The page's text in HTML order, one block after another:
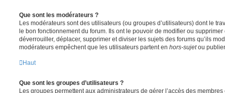
Que sont les modérateurs ?
Les modérateurs sont des utilisateurs (ou groupes d’utilisateurs) dont le
le bon fonctionnement du forum. Ils ont le pouvoir de modifier ou
déverrouiller, déplacer, supprimer et diviser les sujets des forums qu’ils
modérateurs empêchent que les utilisateurs partent en hors-sujetou
Haut
Que sont les groupes d’utilisateurs ?
Les groupes permettent aux administrateurs de gérer l’accès des